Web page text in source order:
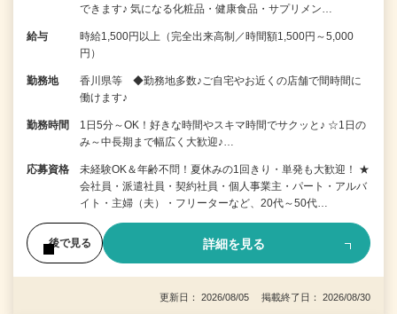
できます♪ 気になる化粧品・健康食品・サプリメン…
給与
時給1,500円以上（完全出来高制／時間額1,500円～5,000
円）
勤務地
香川県等 ◆勤務地多数♪ご自宅やお近くの店舗で間時間に
働けます♪
勤務時間
1日5分～OK！好きな時間やスキマ時間でサクッと♪ ☆1日の
み～中長期まで幅広く大歓迎♪…
応募資格
未経験OK＆年齢不問！夏休みの1回きり・単発も大歓迎！ ★
会社員・派遣社員・契約社員・個人事業主・パート・アルバ
イト・主婦（夫）・フリーターなど、20代～50代…
後で見る 詳細を見る
更新日： 2026/08/05 掲載終了日： 2026/08/30